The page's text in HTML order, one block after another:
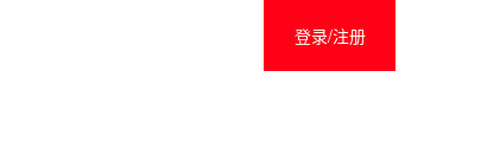
登录/注册